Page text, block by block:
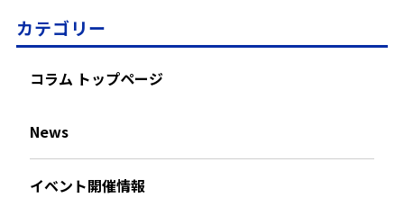
カテゴリー
コラム トップページ
News
イベント開催情報